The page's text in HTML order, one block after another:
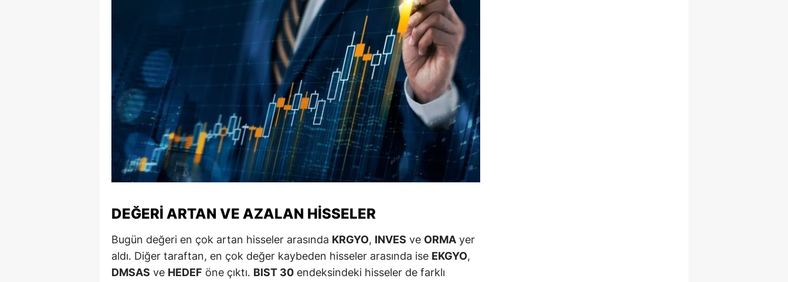
Edirne
Elazığ
Erzincan
Erzurum
Eskişehir
Gaziantep
Giresun
Gümüşhane
Hatay
Isparta
Mersin
DEĞERI ARTAN VE AZALAN HISSELER
Bugün değeri en çok artan hisseler arasında KRGYO, INVES ve ORMA yer
aldı. Diğer taraftan, en çok değer kaybeden hisseler arasında ise EKGYO,
DMSAS ve HEDEF öne çıktı. BIST 30 endeksindeki hisseler de farklı